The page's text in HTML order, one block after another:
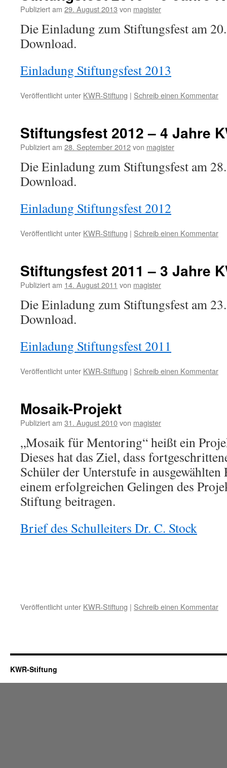
Publiziert am 29. August 2013 von magister
Die Einladung zum Stiftungsfest am
Download.
Einladung Stiftungsfest 2013
Veröffentlicht unter KWR-Stiftung | Schreib einen Kommentar
Stiftungsfest 2012 – 4 Jahre
Publiziert am 28. September 2012von magister
Die Einladung zum Stiftungsfest am
Download.
Einladung Stiftungsfest 2012
Veröffentlicht unter KWR-Stiftung | Schreib einen Kommentar
Stiftungsfest 2011 – 3 Jahre
Publiziert am 14. August 2011 von magister
Die Einladung zum Stiftungsfest am
Download.
Einladung Stiftungsfest 2011
Veröffentlicht unter KWR-Stiftung | Schreib einen Kommentar
Mosaik-Projekt
Publiziert am 31. August 2010von magister
„Mosaik für Mentoring“ heißt ein
Dieses hat das Ziel, dass
Schüler der Unterstufe in
einem erfolgreichen Gelingen des
Stiftung beitragen.
Brief des Schulleiters Dr. C. Stock
Veröffentlicht unter KWR-Stiftung | Schreib einen Kommentar
KWR-Stiftung